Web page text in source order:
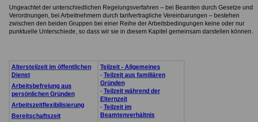
Ungeachtet der unterschiedlichen Regelungsverfahren – bei Beamten durch Gesetze und
Verordnungen, bei Arbeitnehmern durch tarifvertragliche Vereinbarungen – bestehen
zwischen den beiden Gruppen bei einer Reihe der Arbeitsbedingungen keine oder nur
punktuelle Unterschiede, so dass wir sie in diesem Kapitel gemeinsam darstellen können.
Altersteilzeit im öffentlichen
Dienst
Arbeitsbefreiung aus
persönlichen Gründen
Arbeitszeitflexibilisierung
Bereitschaftszeit
Teilzeit - Allgemeines
- Teilzeit aus familiären
Gründen
- Teilzeit während der
Elternzeit
- Teilzeit im
Beamtenverhältnis